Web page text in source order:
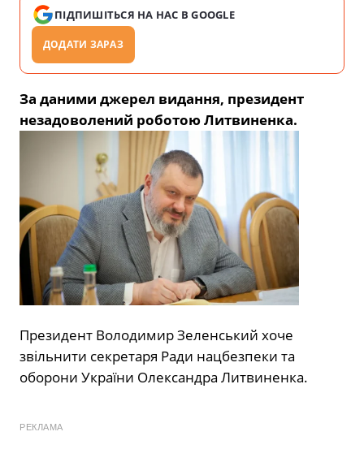
ПІДПИШІТЬСЯ НА НАС В GOOGLE
ДОДАТИ ЗАРАЗ
За даними джерел видання, президент
незадоволений роботою Литвиненка.
Президент Володимир Зеленський хоче
звільнити секретаря Ради нацбезпеки та
оборони України Олександра Литвиненка.
РЕКЛАМА